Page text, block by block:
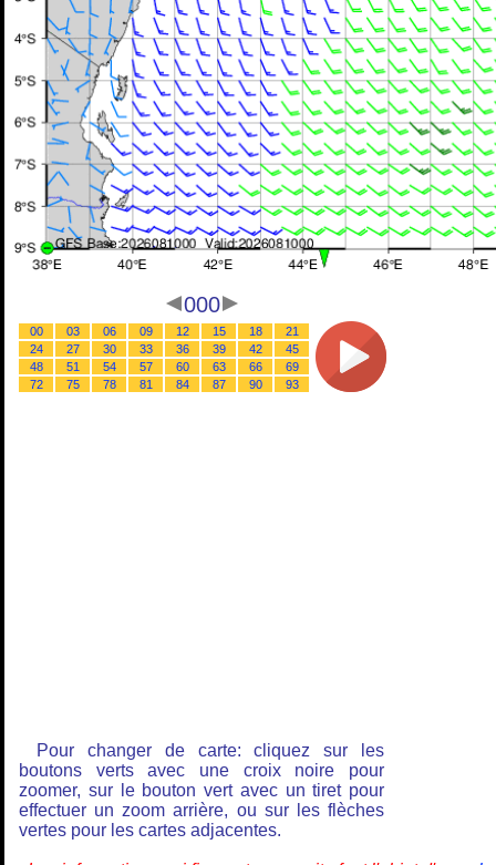
000
00 03 06 09 12 15 18
21
24
27 30 33 36 39 42
45
48
51 54 57 60 63 66
69
72
75 78 81 84 87 90 93
Pour changer de carte: cliquez sur les
boutons verts avec une croix noire pour
zoomer, sur le bouton vert avec un tiret pour
effectuer un zoom arrière, ou sur les flèches
vertes pour les cartes adjacentes.